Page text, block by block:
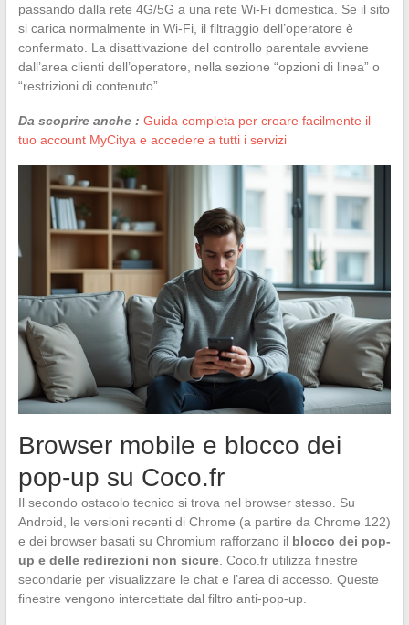
passando dalla rete 4G/5G a una rete Wi-Fi domestica. Se il sito
si carica normalmente in Wi-Fi, il filtraggio dell’operatore è
confermato. La disattivazione del controllo parentale avviene
dall’area clienti dell’operatore, nella sezione “opzioni di linea” o
“restrizioni di contenuto”.
Da scoprire anche : Guida completa per creare facilmente il
tuo account MyCitya e accedere a tutti i servizi
Browser mobile e blocco dei
pop-up su Coco.fr
Il secondo ostacolo tecnico si trova nel browser stesso. Su
Android, le versioni recenti di Chrome (a partire da Chrome 122)
e dei browser basati su Chromium rafforzano il blocco dei pop-
up e delle redirezioni non sicure. Coco.fr utilizza finestre
secondarie per visualizzare le chat e l’area di accesso. Queste
finestre vengono intercettate dal filtro anti-pop-up.